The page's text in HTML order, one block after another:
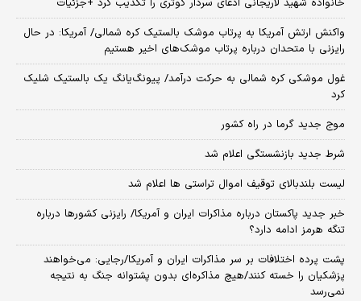
واکنش ارتش آمریکا به پرتاب موشک بالستیک کره شمالی/ آمریکا: در حال
رایزنی با متحدان درباره پرتاب موشک‌های اخیر هستیم
غول موشکی کره شمالی به حرکت درآمد/ پیونگ‌یانگ یک بالستیک شلیک
کرد
موج جدید گرما در راه کشور
شرط جدید بازنشستگی اعلام شد
لیست بلندبالای توقیف اموال تراستی ها اعلام شد
خبر جدید پاکستان درباره مذاکرات ایران و آمریکا/ رایزنی کشورها درباره
تنگه هرمز ادامه دارد؟
پشت پرده اختلافات بر سر مذاکرات ایران و آمریکا/رجایی: می‌خواهند
پزشکیان را خسته کنند/هیچ مذاکره‌ای بدون پشتوانه جنگ به نتیجه
نمی‌رسد